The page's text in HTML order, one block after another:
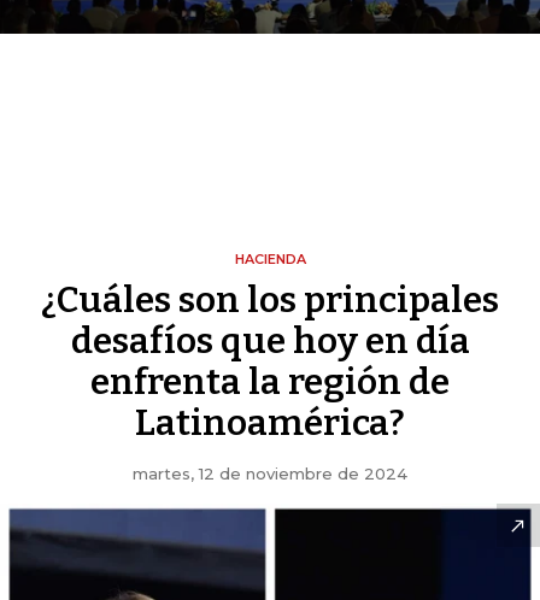
HACIENDA
¿Cuáles son los principales
desafíos que hoy en día
enfrenta la región de
Latinoamérica?
martes, 12 de noviembre de 2024